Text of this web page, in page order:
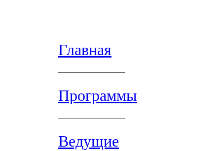
Главная
Программы
Ведущие